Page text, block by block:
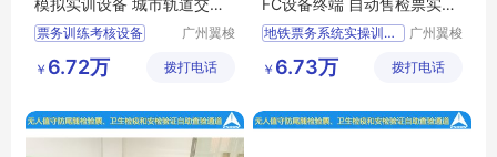
模拟实训设备 城市轨道交通
票务运作模块
票务训练考核设备
城市轨道交通票务运作模块
AFC票务实训设备
广州翼梭
有限公司
￥ 6.72万 拨打电话
FC设备终端 自动售检票实训
系统设备
地铁票务系统实操训练设备
自动售检票实训系统设备
地铁自动售检票系统实操训练设备
广州翼梭
有限公司
￥ 6.73万 拨打电话